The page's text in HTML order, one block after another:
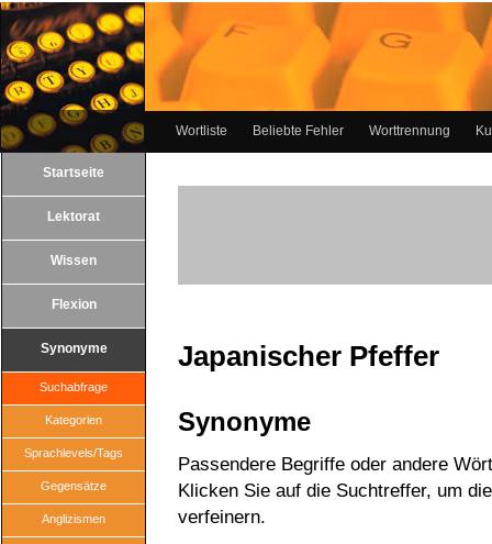
Wortliste Beliebte Fehler Worttrennung
Startseite
Lektorat
Wissen
Flexion
Synonyme
Suchabfrage
Kategorien
Sprachlevels/Tags
Gegensätze
Anglizismen
Japanischer Pfeffer
Synonyme
Passendere Begriffe oder andere
Klicken Sie auf die Suchtreffer, um
verfeinern.